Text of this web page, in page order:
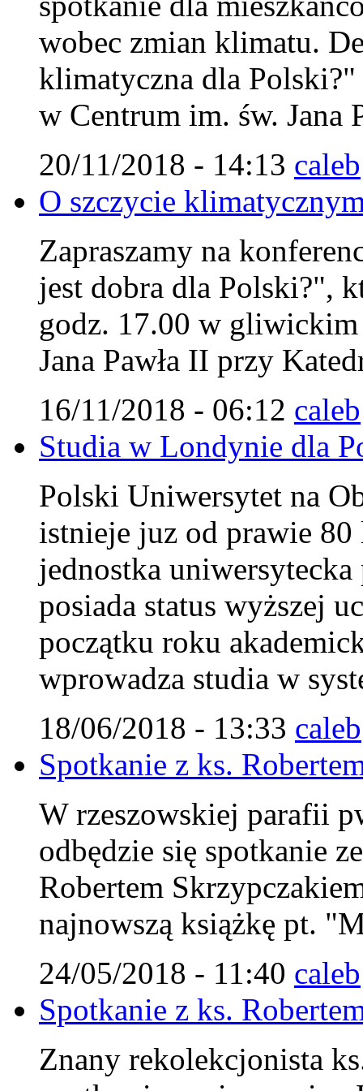
wobec zmian klimatu.
klimatyczna dla
w Centrum im. św. Jana
20/11/2018 - 14:13 caleb
O szczycie
Zapraszamy na
jest dobra dla Polski?",
godz. 17.00 w
Jana Pawła II przy
16/11/2018 - 06:12 caleb
Studia w Londynie dla
Polski Uniwersytet na
istnieje juz od prawie 80
jednostka
posiada status wyższej
początku roku
wprowadza studia w
18/06/2018 - 13:33 caleb
Spotkanie z ks.
W rzeszowskiej parafii
odbędzie się spotkanie
Robertem
najnowszą książkę pt.
24/05/2018 - 11:40 caleb
Spotkanie z ks.
Znany rekolekcjonista